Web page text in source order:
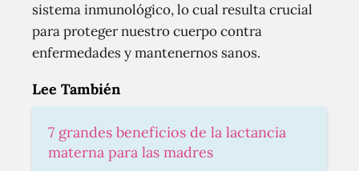
sistema inmunológico, lo cual resulta crucial
para proteger nuestro cuerpo contra
enfermedades y mantenernos sanos.
Lee También
7 grandes beneficios de la lactancia
materna para las madres